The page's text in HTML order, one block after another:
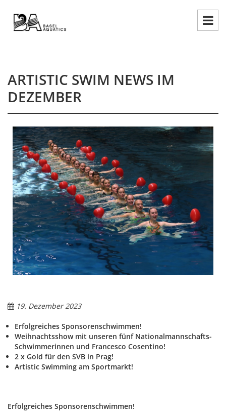
ARTISTIC SWIM NEWS IM
DEZEMBER
19. Dezember 2023
Erfolgreiches Sponsorenschwimmen!
Weihnachtsshow mit unseren fünf Nationalmannschafts-
Schwimmerinnen und Francesco Cosentino!
2 x Gold für den SVB in Prag!
Artistic Swimming am Sportmarkt!
Erfolgreiches Sponsorenschwimmen!